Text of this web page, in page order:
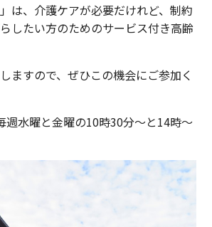
は、介護ケアが必要だけれど、制約
したい方のためのサービス付き高齢
ますので、ぜひこの機会にご参加く
週水曜と金曜の10時30分～と14時～